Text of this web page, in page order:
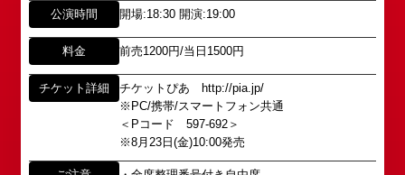
公演時間 開場:18:30 開演:19:00
料金 前売1200円/当日1500円
チケット詳細
チケットぴあ http://pia.jp/
※PC/携帯/スマートフォン共通
＜Pコード 597-692＞
※8月23日(金)10:00発売
DAIHATSU
心斎橋角座トップ
公演情報
アクセス
ました。
その後、「角座」の名称は、松竹(株)の直営映画館
(大阪市中央区)や
弊社直営の劇場「B1角座」(大阪市中央区)に引き継
がれていましたが、
2008年の角座ビル(大阪市中央区)の閉館と共に、
消滅致しました。
イベント出演依頼のお問い合わせ
以下のページからお問い合わせ願います。
イベント出演依頼メール送信フォーム
https://www.shochikugeino.co.jp/event/form/
タレントへのファンメール